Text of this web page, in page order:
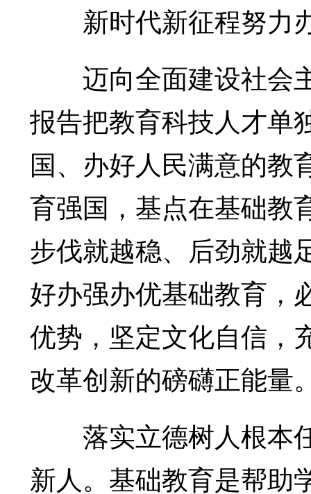
新时代新征程努力
迈向全面建设社会
报告把教育科技人才单
国、办好人民满意的教
育强国，基点在基础教
步伐就越稳、后劲就越
好办强办优基础教育，
优势，坚定文化自信，
改革创新的磅礴正能量
落实立德树人根本
新人。基础教育是帮助